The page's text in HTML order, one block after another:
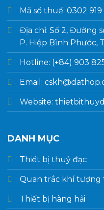
Mã số thuế: 0302
Địa chỉ: Số 2, Đường
P. Hiệp Bình Phước,
Hotline: (+84) 903
Email:
Website:
DANH MỤC
Thiết bị thuỷ đạc
Quan trắc khí tượng
Thiết bị hàng hải